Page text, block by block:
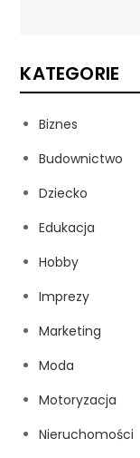
KATEGORIE
Biznes
Budownictwo
Dziecko
Edukacja
Hobby
Imprezy
Marketing
Moda
Motoryzacja
Nieruchomości